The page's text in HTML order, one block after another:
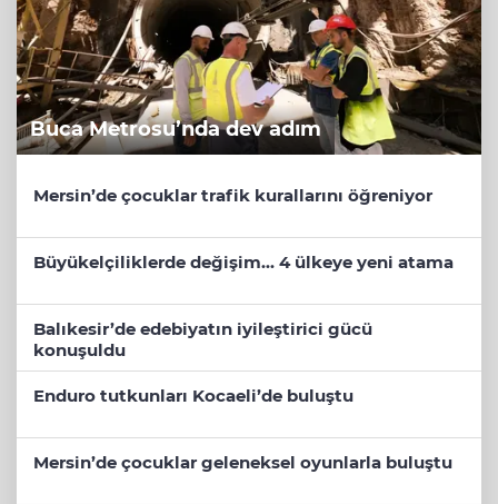
Buca Metrosu’nda dev adım
Mersin’de çocuklar trafik kurallarını öğreniyor
Büyükelçiliklerde değişim... 4 ülkeye yeni atama
Balıkesir’de edebiyatın iyileştirici gücü
konuşuldu
Enduro tutkunları Kocaeli’de buluştu
Mersin’de çocuklar geleneksel oyunlarla buluştu